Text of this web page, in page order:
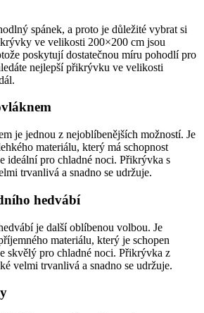
spánek, a proto je důležité vybrat si
ve velikosti 200×200 cm jsou
poskytují dostatečnou míru pohodlí pro
nejlepší přikrývku ve velikosti
je jednou z nejoblíbenějších možností. Je
materiálu, který má schopnost
ideální pro chladné noci. Přikrývka s
trvanlivá a snadno se udržuje.
hedvábí
je další oblíbenou volbou. Je
materiálu, který je schopen
skvělý pro chladné noci. Přikrývka z
velmi trvanlivá a snadno se udržuje.